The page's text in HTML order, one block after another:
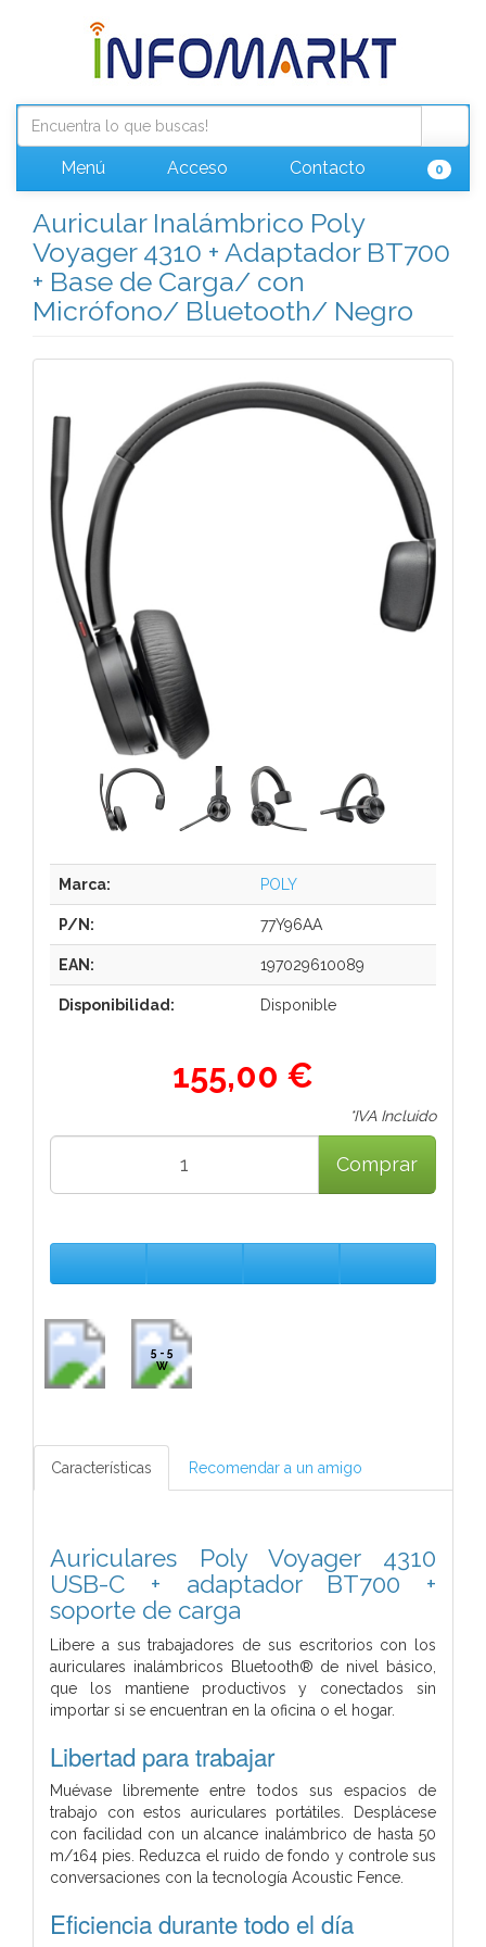
Menú Acceso Contacto 0
Auricular Inalámbrico Poly
Voyager 4310 + Adaptador BT700
+ Base de Carga/ con
Micrófono/ Bluetooth/ Negro
Marca: POLY
P/N: 77Y96AA
EAN: 197029610089
Disponibilidad: Disponible
155,00 €
*IVA Incluido
Comprar
5 - 5
W
Características Recomendar a un amigo
Auriculares Poly Voyager 4310
USB-C + adaptador BT700 +
soporte de carga
Libere a sus trabajadores de sus escritorios con los
auriculares inalámbricos Bluetooth® de nivel básico,
que los mantiene productivos y conectados sin
importar si se encuentran en la oficina o el hogar.
Libertad para trabajar
Muévase libremente entre todos sus espacios de
trabajo con estos auriculares portátiles. Desplácese
con facilidad con un alcance inalámbrico de hasta 50
m/164 pies. Reduzca el ruido de fondo y controle sus
conversaciones con la tecnología Acoustic Fence.
Eficiencia durante todo el día